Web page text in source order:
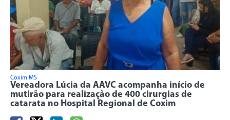
Coxim MS
Vereadora Lúcia da AAVC acompanha início de
mutirão para realização de 400 cirurgias de
catarata no Hospital Regional de Coxim